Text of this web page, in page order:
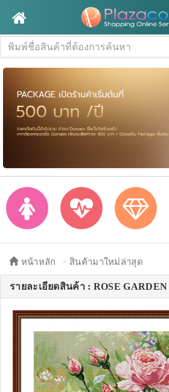
หน้าหลัก สินค้ามาใหม่ล่าสุด
รายละเอียดสินค้า : ROSE